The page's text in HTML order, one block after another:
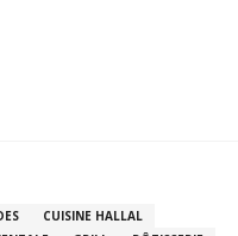
CUISINE HALLAL